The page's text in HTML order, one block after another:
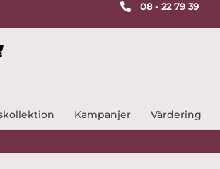
08 - 22 79 39
Kampanjer Värdering